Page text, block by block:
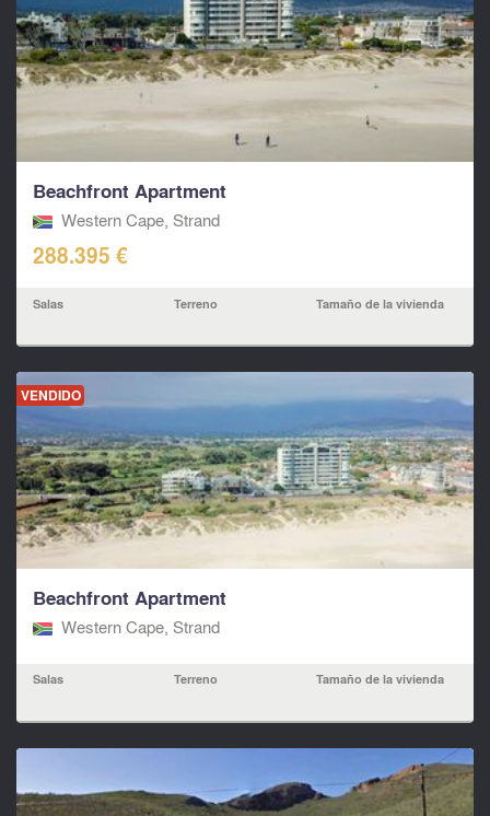
Beachfront Apartment
Western Cape, Strand
288.395 €
Salas Terreno Tamaño de la vivienda
VENDIDO
Beachfront Apartment
Western Cape, Strand
Salas Terreno Tamaño de la vivienda